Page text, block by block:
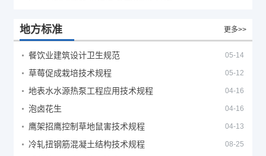
地方标准 更多>>
餐饮业建筑设计卫生规范 05-14
草莓促成栽培技术规程 05-12
地表水水源热泵工程应用技术规程 04-16
泡卤花生 04-16
鹰架招鹰控制草地鼠害技术规程 04-13
冷轧扭钢筋混凝土结构技术规程 08-25